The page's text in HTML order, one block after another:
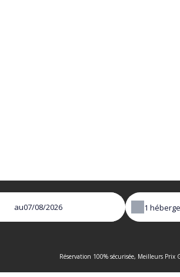
au 1
Réservation 100% sécurisée, Meilleurs